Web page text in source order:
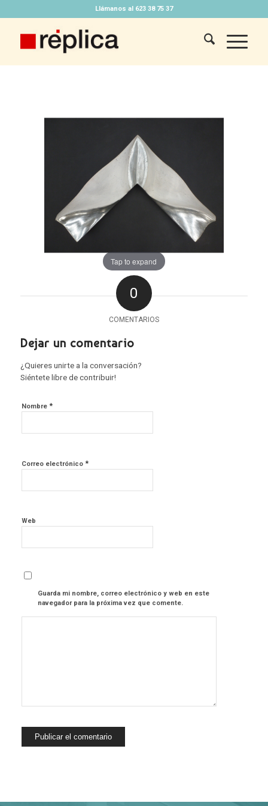
Llámanos al 623 38 75 37
Tap to expand
0
COMENTARIOS
Dejar un comentario
¿Quieres unirte a la conversación?
Siéntete libre de contribuir!
Nombre *
Correo electrónico *
Web
Guarda mi nombre, correo electrónico y web en este
navegador para la próxima vez que comente.